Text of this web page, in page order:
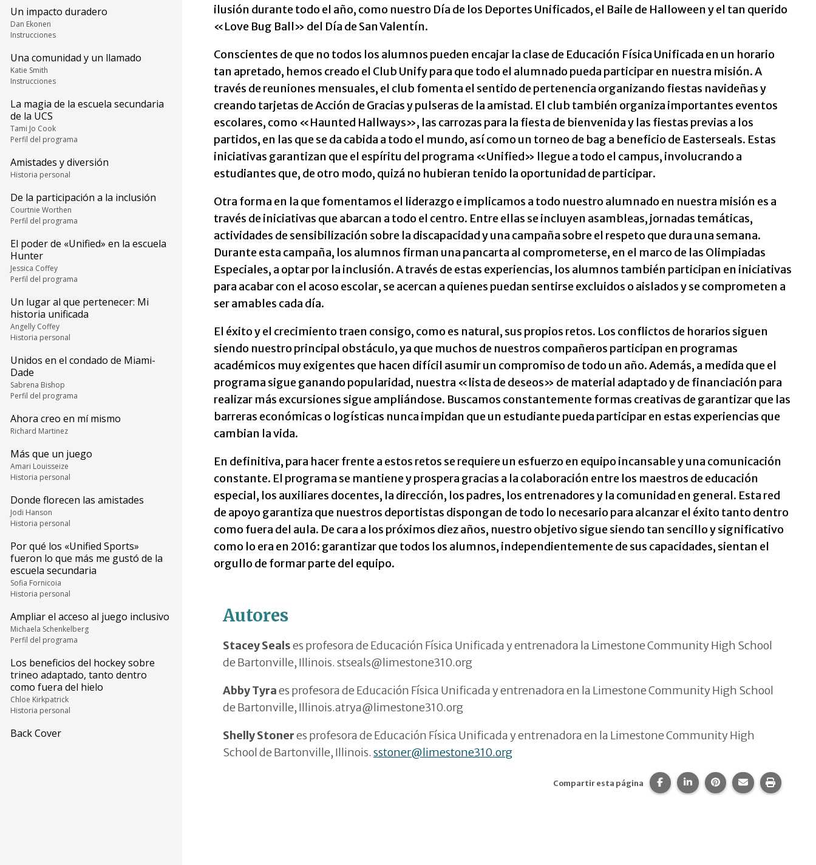
Un impacto duradero
Dan Ekonen
Instrucciones
Una comunidad y un llamado
Katie Smith
Instrucciones
La magia de la escuela secundaria
de la UCS
Tami Jo Cook
Perfil del programa
Amistades y diversión
Historia personal
De la participación a la inclusión
Courtnie Worthen
Perfil del programa
El poder de «Unified» en la escuela
Hunter
Jessica Coffey
Perfil del programa
Un lugar al que pertenecer: Mi
historia unificada
Angelly Coffey
Historia personal
Unidos en el condado de Miami-
Dade
Sabrena Bishop
Perfil del programa
Ahora creo en mí mismo
Richard Martinez
Más que un juego
Amari Louisseize
Historia personal
Donde florecen las amistades
Jodi Hanson
Historia personal
Por qué los «Unified Sports»
fueron lo que más me gustó de la
escuela secundaria
Sofia Fornicoia
Historia personal
Ampliar el acceso al juego inclusivo
Michaela Schenkelberg
Perfil del programa
Los beneficios del hockey sobre
trineo adaptado, tanto dentro
como fuera del hielo
Chloe Kirkpatrick
Historia personal
Back Cover
ilusión durante todo el año, como nuestro Día de los Deportes Unificados, el Baile de Halloween y el tan querido
«Love Bug Ball» del Día de San Valentín.
Conscientes de que no todos los alumnos pueden encajar la clase de Educación Física Unificada en un horario
tan apretado, hemos creado el Club Unify para que todo el alumnado pueda participar en nuestra misión. A
través de reuniones mensuales, el club fomenta el sentido de pertenencia organizando fiestas navideñas y
creando tarjetas de Acción de Gracias y pulseras de la amistad. El club también organiza importantes eventos
escolares, como «Haunted Hallways», las carrozas para la fiesta de bienvenida y las fiestas previas a los
partidos, en las que se da cabida a todo el mundo, así como un torneo de bag a beneficio de Easterseals. Estas
iniciativas garantizan que el espíritu del programa «Unified» llegue a todo el campus, involucrando a
estudiantes que, de otro modo, quizá no hubieran tenido la oportunidad de participar.
Otra forma en la que fomentamos el liderazgo e implicamos a todo nuestro alumnado en nuestra misión es a
través de iniciativas que abarcan a todo el centro. Entre ellas se incluyen asambleas, jornadas temáticas,
actividades de sensibilización sobre la discapacidad y una campaña sobre el respeto que dura una semana.
Durante esta campaña, los alumnos firman una pancarta al comprometerse, en el marco de las Olimpiadas
Especiales, a optar por la inclusión. A través de estas experiencias, los alumnos también participan en iniciativas
para acabar con el acoso escolar, se acercan a quienes puedan sentirse excluidos o aislados y se comprometen a
ser amables cada día.
El éxito y el crecimiento traen consigo, como es natural, sus propios retos. Los conflictos de horarios siguen
siendo nuestro principal obstáculo, ya que muchos de nuestros compañeros participan en programas
académicos muy exigentes que hacen difícil asumir un compromiso de todo un año. Además, a medida que el
programa sigue ganando popularidad, nuestra «lista de deseos» de material adaptado y de financiación para
realizar más excursiones sigue ampliándose. Buscamos constantemente formas creativas de garantizar que las
barreras económicas o logísticas nunca impidan que un estudiante pueda participar en estas experiencias que
cambian la vida.
En definitiva, para hacer frente a estos retos se requiere un esfuerzo en equipo incansable y una comunicación
constante. El programa se mantiene y prospera gracias a la colaboración entre los maestros de educación
especial, los auxiliares docentes, la dirección, los padres, los entrenadores y la comunidad en general. Esta red
de apoyo garantiza que nuestros deportistas dispongan de todo lo necesario para alcanzar el éxito tanto dentro
como fuera del aula. De cara a los próximos diez años, nuestro objetivo sigue siendo tan sencillo y significativo
como lo era en 2016: garantizar que todos los alumnos, independientemente de sus capacidades, sientan el
orgullo de formar parte del equipo.
Autores
Stacey Sealses profesora de Educación Física Unificada y entrenadora la Limestone Community High School
de Bartonville, Illinois. stseals@limestone310.org
Abby Tyraes profesora de Educación Física Unificada y entrenadora en la Limestone Community High School
de Bartonville, Illinois.atrya@limestone310.org
Shelly Stoneres profesora de Educación Física Unificada y entrenadora en la Limestone Community High
School de Bartonville, Illinois. sstoner@limestone310.org
Compartir esta página Compartir esta página en
Compartir esta página en
Compartir esta
ComparteImprime